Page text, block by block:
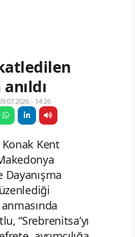
- 14:26
Kent
“Srebrenitsa’yı